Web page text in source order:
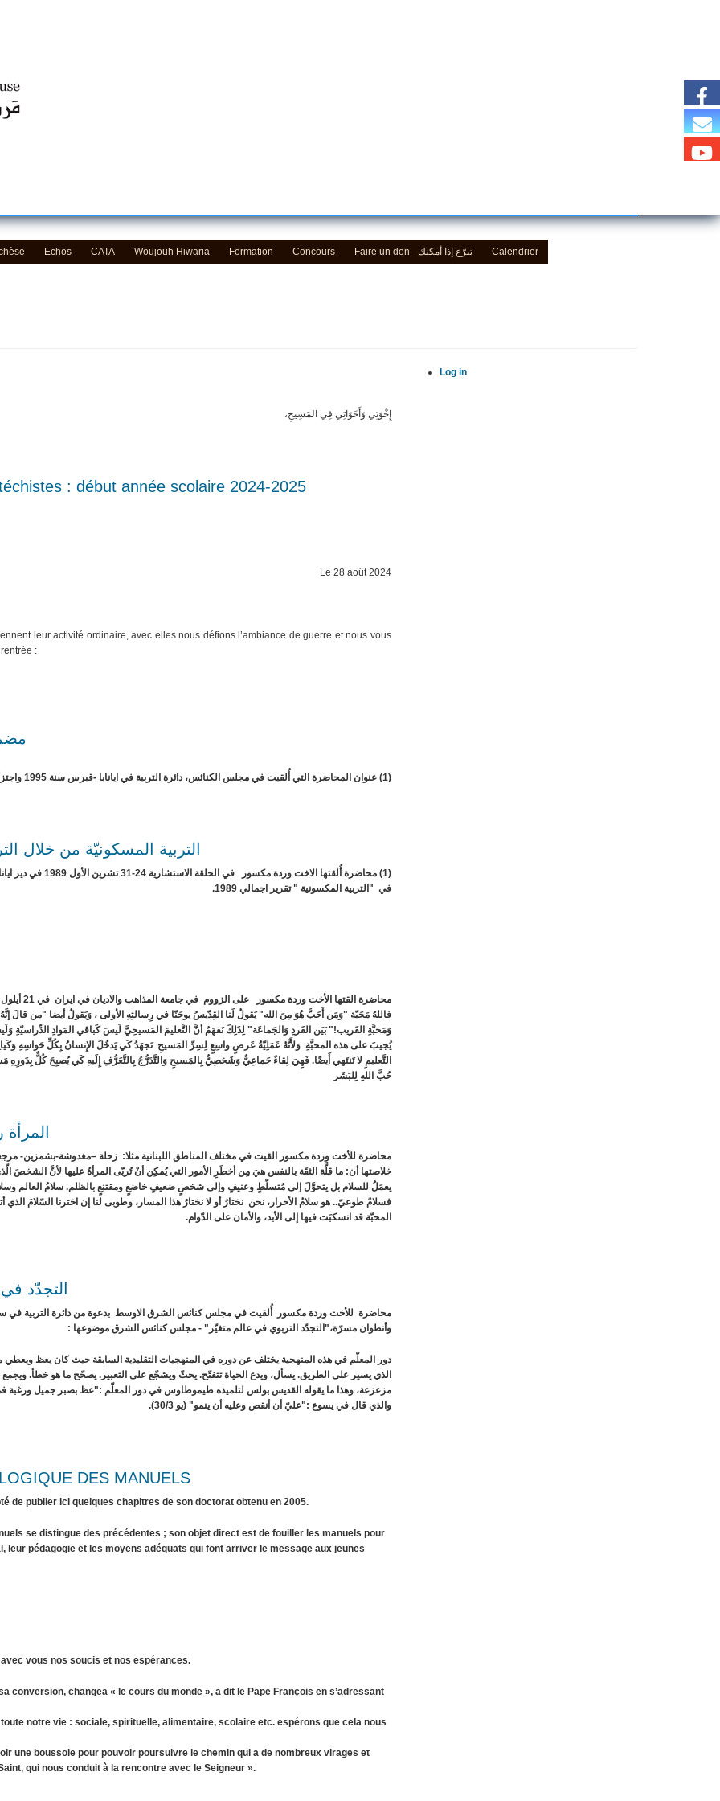
Echos CATA Woujouh Hiwaria Formation Concours Faire un don - تبرّع إذا أمكنك Calendrier
إِخْوَتِي وَأَخَوَاتِي فِي المَسِيحِ،
: début année scolaire 2024-2025
Le 28 août 2024
leur activité ordinaire, avec elles nous défions l’ambiance de guerre et nous vous
:
(1) عنوان المحاضرة التي أُلقيت في مجلس الكنائس، دائرة التربية في ايانابا -قبرس سنة 1995 واجتزأت منها هذا القسم فقط .
التربية المسكونيّة من خلال
(1) محاضرة أُلقتها
في "التربية المكسونية " تقرير اجمالي 1989.
محاضرة القتها الأخت وردة مكسور على الزووم في جامعة المذاهب والاديان في ايران في 21 أيلول 2021
فاللهُ مَحَبّة "وَمَن أَحَبَّ هُوَ مِنَ الله" يَقولُ لَنا القِدّيسُ يوحَنّا في رِسالتِهِ الأولى ، وَيَقولُ أيضا "من قالَ
وَمَحبَّةِ القَريب!" بَيَن الفَردِ وَالجَماعَة" لِذَلِكَ نَفهَمُ أنَّ التَّعليمَ المَسيحِيَّ لَيسَ كَباقي المَوادِ الدِّراسيّةِ
يُجيبَ على هذه المحبَّةِ وَلأَنَّهُ عَمَلِيّةُ عَرضٍ واسِعٍ لِسِرِّ المَسيحِ نَجهَدُ كَي يَدخُلَ الإِنسانُ بِكُلِّ حَواسِهِ
التَّعليمِ لا تَنتَهي أَيضًا. فَهِيَ لِقاءٌ جَماعِيٌّ وَشَخصِيٌّ بِالمَسيحِ وَالتَّدَرُّجُ بِالتَّعَرُّفِ إِلَيهِ كَي يُصبِحَ كُلٌّ
حُبَّ اللهِ لِلبَشَر
محاضرة للأخت وردة مكسور القيت في مختلف المناطق اللبنانية مثلا: زحلة –مغدوشة-بشمزين-
خلاصتها أن: ما قلَّة الثقَة بالنفس هيَ مِن أخطَرِ الأمور التي يُمكِن أنْ تُربّى المرأةُ عليها لأنَّ الشخصَ
يعمَلُ للسلام بل يتحوَّلَ إلى مُتسلّطٍ وعنيفٍ وإلى شخصٍ ضعيفٍ خاضعٍ ومقتنعٍ بالظلم. سلامُ العالم
فسلامٌ طوعيّ.. هو سلامُ الأحرار، نحن نختارُ أو لا نختارُ هذا المسار، وطوبى لنا إن اخترنا السّلامَ
المحبّة قد انسكبَت فيها إلى الأبد، والأمان على الدّوام.
التجدّد
محاضرة للأخت وردة مكسور أُلقيت في
وأنطوان مسرّة،"التجدّد التربوي في عالم متغيّر" - مجلس كنائس الشرق موضوعها :
دور المعلّم في هذه المنهجية يختلف عن دوره في المنهجيات التقليدية السابقة حيث كان يعظ
الذي يسير على الطريق. يسأل، ويدع الحياة تتفتّح. يحثّ ويشجّع على التعبير. يصحّح ما هو خطأ. ويجمع
والذي قال في يسوع :"عليّ أن أنقص وعليه أن ينمو" (يو 30/3).
DES MANUELS
de publier ici quelques chapitres de son doctorat obtenu en 2005.
se distingue des précédentes ; son objet direct est de fouiller les manuels pour
pédagogie et les moyens adéquats qui font arriver le message aux jeunes
vous nos soucis et nos espérances.
conversion, changea « le cours du monde », a dit le Pape François en s’adressant
notre vie : sociale, spirituelle, alimentaire, scolaire etc. espérons que cela nous
une boussole pour pouvoir poursuivre le chemin qui a de nombreux virages et
qui nous conduit à la rencontre avec le Seigneur ».
Log in